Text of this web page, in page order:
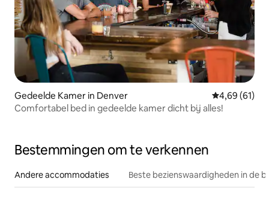
Gedeelde Kamer in Denver Gemiddelde
4,69 (61)
Comfortabel bed in gedeelde kamer dicht bij alles!
Bestemmingen om te verkennen
Andere accommodaties Beste bezienswaardigheden in de